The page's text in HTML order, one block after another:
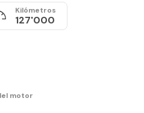
Kilómetros
127'000
motor